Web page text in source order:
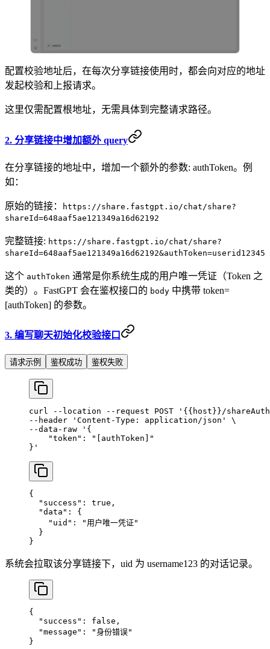
配置校验地址后，在每次分享链接使用时，都会向对应的地址
发起校验和上报请求。
这里仅需配置根地址，无需具体到完整请求路径。
2. 分享链接中增加额外 query
在分享链接的地址中，增加一个额外的参数: authToken。例
如：
原始的链接：
https://share.fastgpt.io/chat/share?
shareId=648aaf5ae121349a16d62192
完整链接: https://share.fastgpt.io/chat/share?
shareId=648aaf5ae121349a16d62192&authToken=userid12345
这个 authToken 通常是你系统生成的用户唯一凭证（Token 之
类的）。FastGPT 会在鉴权接口的 body 中携带 token=
[authToken] 的参数。
3. 编写聊天初始化校验接口
请求示例 鉴权成功 鉴权失败
curl --location --request POST '{{host}}/
--header
'Content-Type: application/json'
\
--data-raw
'{
    "token": "[authToken]"
}'
{
  "success"
: true ,
  "data"
: {
    "uid"
:
"用户唯一凭证"
  }
}
系统会拉取该分享链接下，uid 为 username123 的对话记录。
{
  "success"
: false ,
  "message"
:
"身份错误"
}